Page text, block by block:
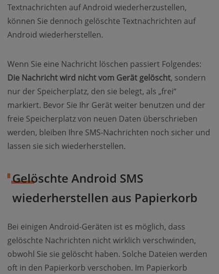
Textnachrichten auf Android wiederherzustellen,
können Sie dennoch gelöschte Textnachrichten auf
Android wiederherstellen.
Wenn Sie eine Nachricht löschen passiert Folgendes:
Die Nachricht wird nicht vom Gerät gelöscht, sondern
nur der Speicherplatz, den sie belegt, als „frei“
markiert. Bevor Sie Ihr Gerät weiter benutzen und der
freie Speicherplatz von neuen Daten überschrieben
werden, bleiben Ihre SMS-Nachrichten noch sicher und
lassen sie sich wiederherstellen.
Gelöschte Android SMS
wiederherstellen aus Papierkorb
Bei einigen Android-Geräten ist es möglich, dass
gelöschte Nachrichten nicht wirklich verschwinden,
obwohl Sie sie gelöscht haben. Solche Dateien werden
oft in den Papierkorb verschoben. Im Papierkorb